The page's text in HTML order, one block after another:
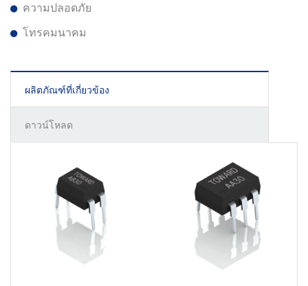
ความปลอดภัย
โทรคมนาคม
ผลิตภัณฑ์ที่เกี่ยวข้อง
ดาวน์โหลด